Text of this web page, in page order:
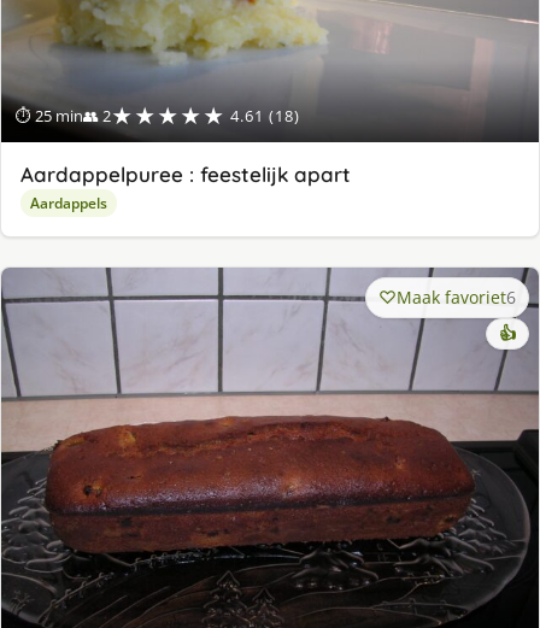
⏱ 25 min👥 2★★★★★ 4.61 (18)
Aardappelpuree : feestelijk apart
Aardappels
Maak favoriet6
👍